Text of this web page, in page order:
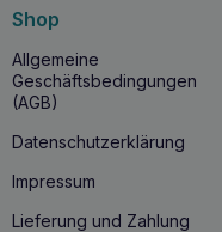
Shop
Allgemeine
Geschäftsbedingungen
(AGB)
Datenschutzerklärung
Impressum
Lieferung und Zahlung